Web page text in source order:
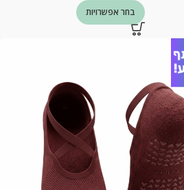
בחר אפשרויות